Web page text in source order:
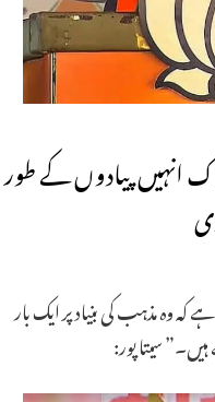
انہیں پیادوں کے طور
وہ مذہب کی بنیاد پر ایک بار
سیتا پور: